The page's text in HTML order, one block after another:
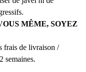
MÊME, SOYEZ
frais de livraison /
semaines.